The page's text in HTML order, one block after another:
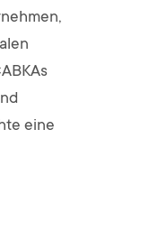
eine